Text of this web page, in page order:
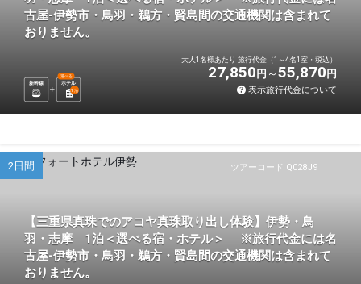
古屋-伊勢市・鳥羽・鵜方・賢島間の交通機関は含まれて
おりません。
新幹線 ホテル
選べる
1 泊
大人1名様あたり 旅行代金（1～4名1室・税込）
27,850 円 55,870 円
表示旅行代金について
ツアーコード Q028J9
2日間
【三重県真珠でのアコヤ真珠取り出し体験】伊勢・鳥
羽・志摩 1泊＜選べる宿・ホテル＞ ※旅行代金には名
古屋-伊勢市・鳥羽・鵜方・賢島間の交通機関は含まれて
おりません。